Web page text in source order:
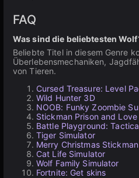
FAQ
Was sind die beliebtesten
Beliebte Titel in diesem Genre
Überlebensmechaniken,
von Tieren.
Cursed Treasure: Level
Wild Hunter 3D
NOOB: Funky Zoombie
Stickman Prison and Love
Battle Playground:
Tiger Simulator
Merry Christmas Stickman
Cat Life Simulator
Wolf Family Simulator
Fortnite: Get skins